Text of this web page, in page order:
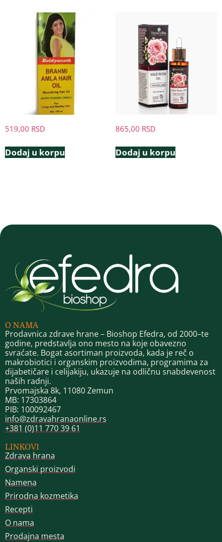
519,00 RSD
Dodaj u korpu
865,00 RSD
Dodaj u korpu
O NAMA
Prodavnica zdrave hrane – Bioshop Efedra, od 2000–te
godine, predstavlja ono mesto na koje obavezno
svraćate. Bogat asortiman proizvoda, kada je reč o
makrobiotici i organskim proizvodima, programima za
dijabetičare i celijakiju, ukazuje na odličnu snabdevenost
naših radnji.
Prvomajska 8k, 11080 Zemun
MB: 17303864
PIB: 100092467
info@zdravahranaonline.rs
+381 (0)11 770 39 61
LINKOVI
Zdrava hrana
Organski proizvodi
Namena
Prirodna kozmetika
Recepti
O nama
Prodajna mesta